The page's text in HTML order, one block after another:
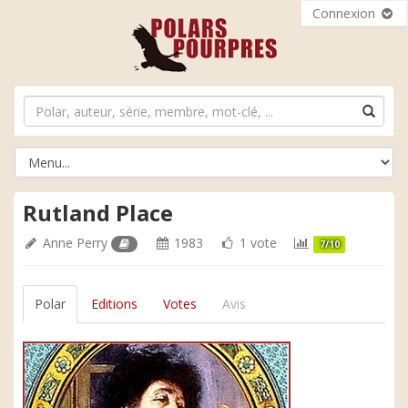
Connexion
Rutland Place
Anne Perry 1983 1 vote 7/10
Polar Editions Votes Avis